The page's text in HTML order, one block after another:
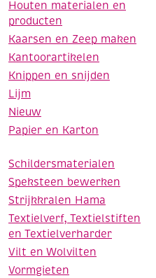
Houten materialen en
producten
Kaarsen en Zeep maken
Kantoorartikelen
Knippen en snijden
Lijm
Nieuw
Papier en Karton
Schildersmaterialen
Speksteen bewerken
Strijkkralen Hama
Textielverf, Textielstiften
en Textielverharder
Vilt en Wolvilten
Vormgieten